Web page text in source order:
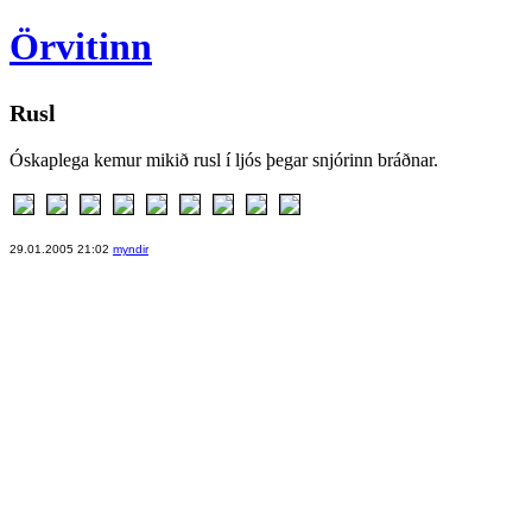
Örvitinn
Rusl
Óskaplega kemur mikið rusl í ljós þegar snjórinn bráðnar.
29.01.2005 21:02 myndir